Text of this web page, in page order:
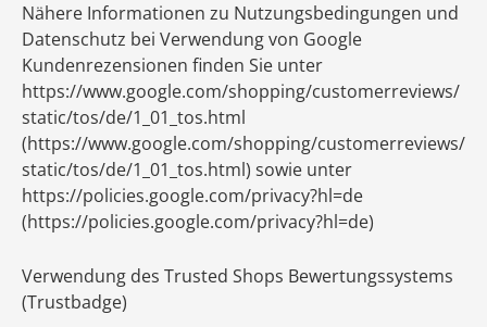
Nähere Informationen zu Nutzungsbedingungen und
Datenschutz bei Verwendung von Google
Kundenrezensionen finden Sie unter
https://www.google.com/shopping/customerreviews/
static/tos/de/1_01_tos.html
(https://www.google.com/shopping/customerreviews/
static/tos/de/1_01_tos.html) sowie unter
https://policies.google.com/privacy?hl=de
(https://policies.google.com/privacy?hl=de)
Verwendung des Trusted Shops Bewertungssystems
(Trustbadge)